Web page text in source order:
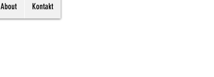
About Kontakt